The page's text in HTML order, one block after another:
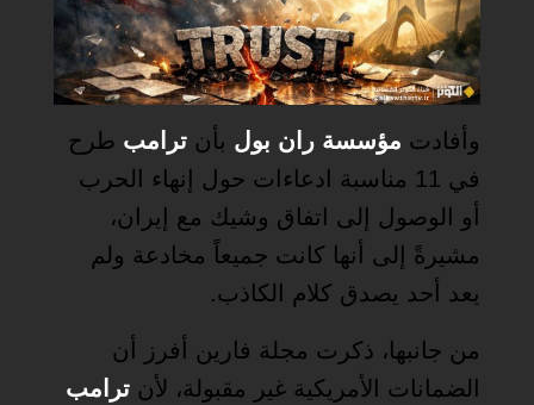
وأفادت مؤسسة ران بول بأن ترامب طرح
في 11 مناسبة ادعاءات حول إنهاء الحرب
أو الوصول إلى اتفاق وشيك مع إيران،
مشيرةً إلى أنها كانت جميعاً مخادعة ولم
يعد أحد يصدق كلام الكاذب.
من جانبها، ذكرت مجلة فارين أفرز أن
الضمانات الأمريكية غير مقبولة، لأن ترامب